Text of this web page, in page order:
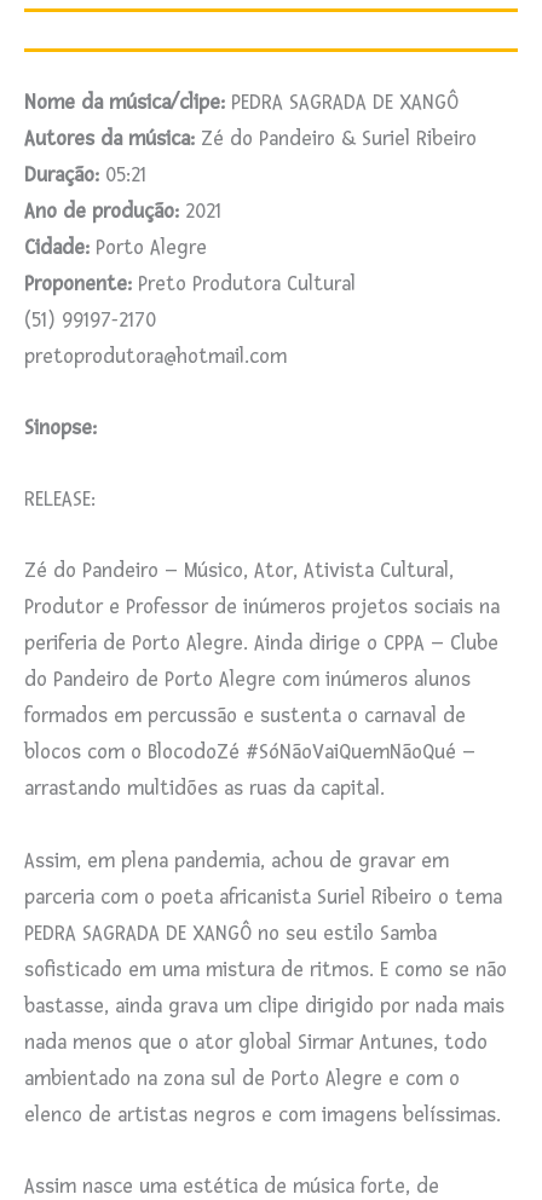
Nome da música/clipe: PEDRA SAGRADA DE XANGÔ
Autores da música: Zé do Pandeiro & Suriel Ribeiro
Duração: 05:21
Ano de produção: 2021
Cidade: Porto Alegre
Proponente: Preto Produtora Cultural
(51) 99197-2170
pretoprodutora@hotmail.com
Sinopse:
RELEASE:
Zé do Pandeiro – Músico, Ator, Ativista Cultural,
Produtor e Professor de inúmeros projetos sociais na
periferia de Porto Alegre. Ainda dirige o CPPA – Clube
do Pandeiro de Porto Alegre com inúmeros alunos
formados em percussão e sustenta o carnaval de
blocos com o BlocodoZé #SóNãoVaiQuemNãoQué –
arrastando multidões as ruas da capital.
Assim, em plena pandemia, achou de gravar em
parceria com o poeta africanista Suriel Ribeiro o tema
PEDRA SAGRADA DE XANGÔ no seu estilo Samba
sofisticado em uma mistura de ritmos. E como se não
bastasse, ainda grava um clipe dirigido por nada mais
nada menos que o ator global Sirmar Antunes, todo
ambientado na zona sul de Porto Alegre e com o
elenco de artistas negros e com imagens belíssimas.
Assim nasce uma estética de música forte, de